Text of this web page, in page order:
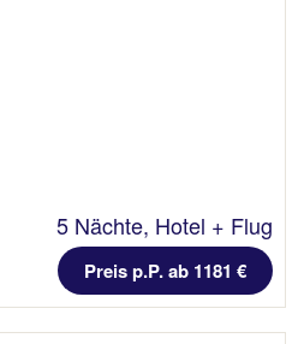
5 Nächte, Hotel + Flug
Preis p.P. ab 1181 €